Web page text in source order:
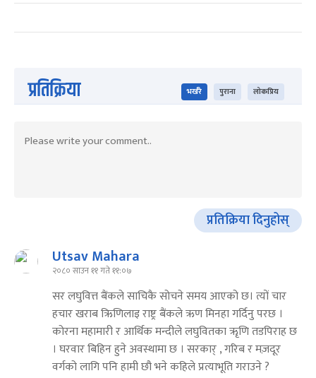
प्रतिक्रिया भर्खरै पुराना लोकप्रिय
प्रतिक्रिया दिनुहोस्
Utsav Mahara
२०८० साउन ११ गते ११:०७
सर लघुवित्त बैंकले साचिकै सोचने समय आएको छ। त्यों चार
हचार खराब ऋिणिलाइ राष्ट्र बैंकले ऋण मिनहा गर्दिनु परछ ।
कोरना महामारी र आर्थिक मन्दीले लघुवितका ऋृणि तडपिराह छ
। घरवार बिहिन हुने अवस्थामा छ । सरकार् , गरिब र मज़दूर
वर्गको लागि पनि हामी छौ भने कहिले प्रत्याभूति गराउने ?